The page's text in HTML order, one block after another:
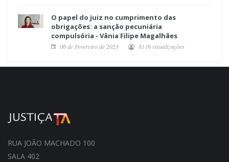
O papel do juiz no cumprimento das
obrigações: a sanção pecuniária
compulsória - Vânia Filipe Magalhães
06 de Fevereiro de 2023 8116 visualizações
RUA JOÃO MACHADO 100
SALA 402